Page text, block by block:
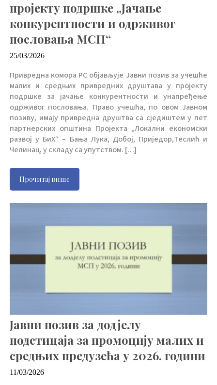
пројекту подршке „Јачање
конкурентности и одрживог
пословања МСП“
25/03/2026
Привредна комора РС објављује Јавни позив за учешће
малих и средњих привредних друштава у пројекту
подршке за јачање конкурентности и унапређење
одрживог пословања. Право учешћа, по овом Јавном
позиву, имају привредна друштва са сједиштем у пет
партнерских општина Пројекта „Локални економски
развој у БиХ“ – Бања Лука, Добој, Приједор,Теслић и
Челинац, у складу са упутством. […]
Прочитај више
Јавни позив за додјелу
подстицаја за промоцију малих и
средњих предузећа у 2026. години
11/03/2026